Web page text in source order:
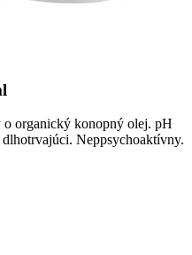
organický konopný olej. pH
Neppsychoaktívny.